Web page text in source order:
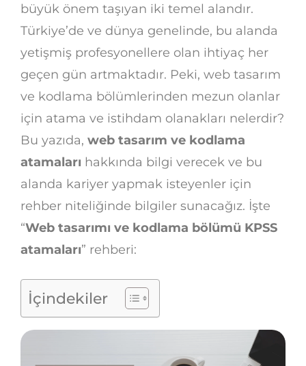
büyük önem taşıyan iki temel alandır.
Türkiye’de ve dünya genelinde, bu alanda
yetişmiş profesyonellere olan ihtiyaç her
geçen gün artmaktadır. Peki, web tasarım
ve kodlama bölümlerinden mezun olanlar
için atama ve istihdam olanakları nelerdir?
Bu yazıda, web tasarım ve kodlama
atamaları hakkında bilgi verecek ve bu
alanda kariyer yapmak isteyenler için
rehber niteliğinde bilgiler sunacağız. İşte
“Web tasarımı ve kodlama bölümü KPSS
atamaları” rehberi:
İçindekiler